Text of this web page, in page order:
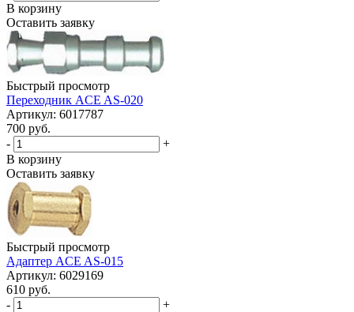
В корзину
Оставить заявку
Быстрый просмотр
Переходник ACE AS-020
Артикул: 6017787
700 руб.
-
+
В корзину
Оставить заявку
Быстрый просмотр
Адаптер ACE AS-015
Артикул: 6029169
610 руб.
-
+